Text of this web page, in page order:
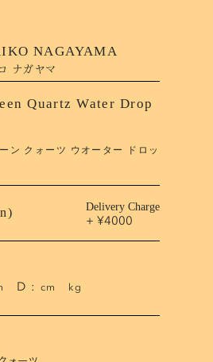
NAGAYAMA
ナガヤマ
Quartz Water Drop
ン クォーツ ウオーター ドロッ
Delivery Charge
+ ¥4000
D :cm kg